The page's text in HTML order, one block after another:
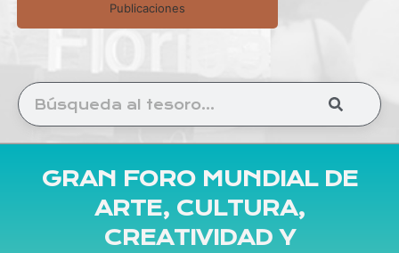
Publicaciones
GRAN FORO MUNDIAL DE
ARTE, CULTURA,
CREATIVIDAD Y